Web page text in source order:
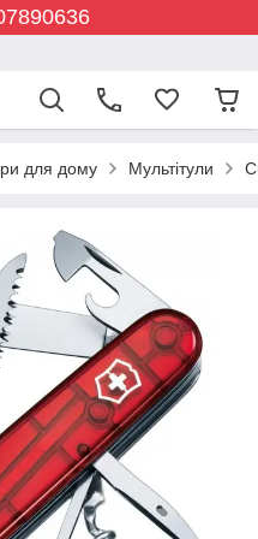
для дому Мультітули